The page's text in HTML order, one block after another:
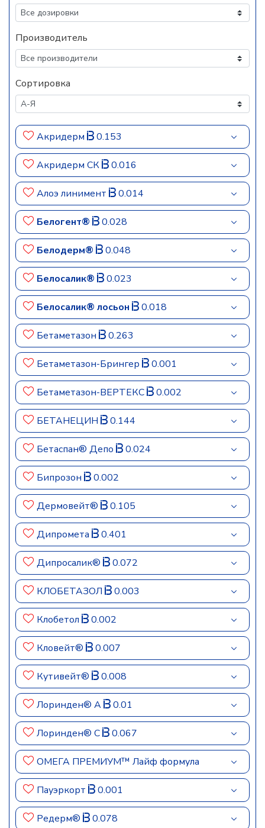
Производитель
Сортировка
Акридерм 0.153
Акридерм СК 0.016
Алоэ линимент 0.014
Белогент® 0.028
Белодерм® 0.048
Белосалик® 0.023
Белосалик® лосьон 0.018
Бетаметазон 0.263
Бетаметазон-Брингер 0.001
Бетаметазон-ВЕРТЕКС 0.002
БЕТАНЕЦИН 0.144
Бетаспан® Депо 0.024
Бипрозон 0.002
Дермовейт® 0.105
Дипромета 0.401
Дипросалик® 0.072
КЛОБЕТАЗОЛ 0.003
Клобетол 0.002
Кловейт® 0.007
Кутивейт® 0.008
Лоринден® A 0.01
Лоринден® С 0.067
ОМЕГА ПРЕМИУМ™ Лайф формула
Пауэркорт 0.001
Редерм® 0.078